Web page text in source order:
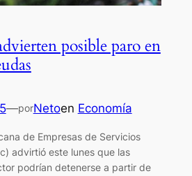
posible paro en
—porNetoen Economía
de Empresas de Servicios
advirtió este lunes que las
podrían detenerse a partir de